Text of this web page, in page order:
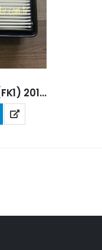
Honda Cıvıc (FK1) 2012 Sonrası 1.4 i-VTEC Hava Filtresi